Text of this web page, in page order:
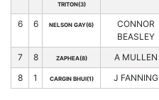
TRITON(3)
6 6 NELSON GAY(6)
CONNOR
BEASLEY
7 8 ZAPHEA(8) A MULLEN
8 1 CARGIN BHUI(1) J FANNING